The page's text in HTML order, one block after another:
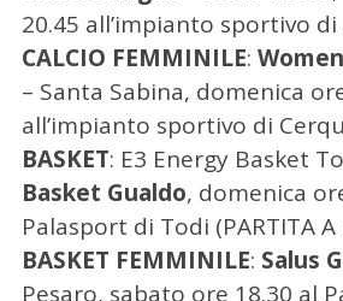
20.45 all’impianto sportivo di
CALCIO FEMMINILE:
– Santa Sabina, domenica
all’impianto sportivo di
BASKET: E3 Energy Basket
Basket Gualdo, domenica
Palasport di Todi (PARTITA A
BASKET FEMMINILE: Salus
Pesaro, sabato ore 18.30 al